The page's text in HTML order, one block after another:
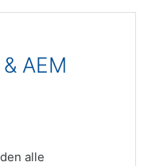
AEM
alle